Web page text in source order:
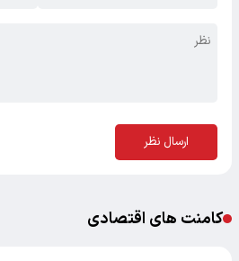
ارسال نظر
کامنت های اقتصادی